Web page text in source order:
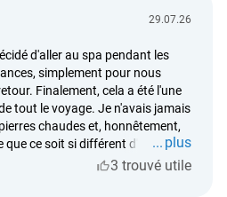
29.07.26
d'aller au spa pendant les
simplement pour nous
Finalement, cela a été l'une
tout le voyage. Je n'avais jamais
chaudes et, honnêtement,
ce soit si différent d'un
incroyablement agréable, et tout
plus
3 trouvé utile